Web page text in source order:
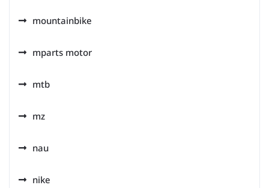
mountainbike
mparts motor
mtb
mz
nau
nike